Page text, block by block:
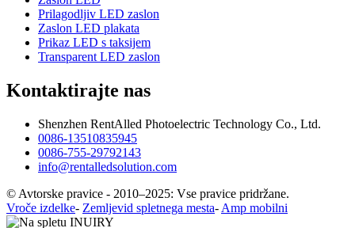
Prilagodljiv LED zaslon
Zaslon LED plakata
Prikaz LED s taksijem
Transparent LED zaslon
Kontaktirajte nas
Shenzhen RentAlled Photoelectric Technology Co., Ltd.
0086-13510835945
0086-755-29792143
info@rentalledsolution.com
© Avtorske pravice - 2010–2025: Vse pravice pridržane.
Vroče izdelke- Zemljevid spletnega mesta- Amp mobilni